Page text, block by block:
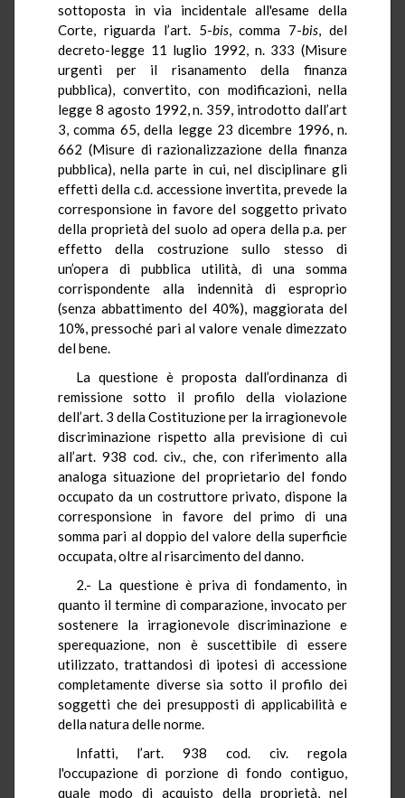
sottoposta in via incidentale all'esame della
Corte, riguarda l’art. 5-bis, comma 7-bis, del
decreto-legge 11 luglio 1992, n. 333 (Misure
urgenti per il risanamento della finanza
pubblica), convertito, con modificazioni, nella
legge 8 agosto 1992, n. 359, introdotto dall’art
3, comma 65, della legge 23 dicembre 1996, n.
662 (Misure di razionalizzazione della finanza
pubblica), nella parte in cui, nel disciplinare gli
effetti della c.d. accessione invertita, prevede la
corresponsione in favore del soggetto privato
della proprietà del suolo ad opera della p.a. per
effetto della costruzione sullo stesso di
un’opera di pubblica utilità, di una somma
corrispondente alla indennità di esproprio
(senza abbattimento del 40%), maggiorata del
10%, pressoché pari al valore venale dimezzato
del bene.
La questione è proposta dall’ordinanza di
remissione sotto il profilo della violazione
dell’art. 3 della Costituzione per la irragionevole
discriminazione rispetto alla previsione di cui
all’art. 938 cod. civ., che, con riferimento alla
analoga situazione del proprietario del fondo
occupato da un costruttore privato, dispone la
corresponsione in favore del primo di una
somma pari al doppio del valore della superficie
occupata, oltre al risarcimento del danno.
2.- La questione è priva di fondamento, in
quanto il termine di comparazione, invocato per
sostenere la irragionevole discriminazione e
sperequazione, non è suscettibile di essere
utilizzato, trattandosi di ipotesi di accessione
completamente diverse sia sotto il profilo dei
soggetti che dei presupposti di applicabilità e
della natura delle norme.
Infatti, l’art. 938 cod. civ. regola
l'occupazione di porzione di fondo contiguo,
quale modo di acquisto della proprietà, nel